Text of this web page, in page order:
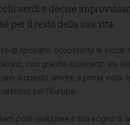
verdi e decise
per il resto della sua vita.
di sposarlo; nonostante le iniziali
con grande sconcerto sia
a questo amore a prima vista.
per l’Europa.
poté realizzare il suo sogno di